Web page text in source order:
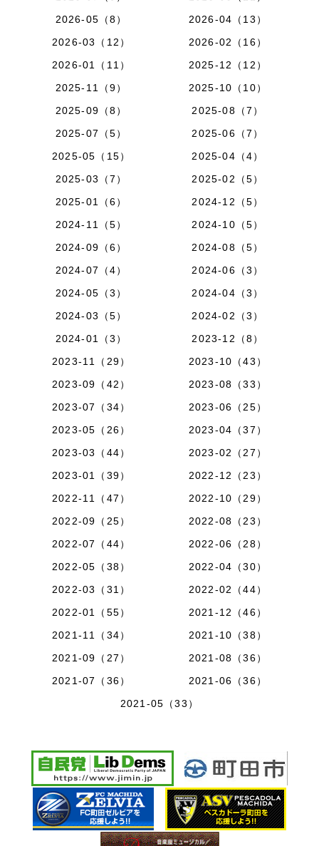
2026-05（8）
2026-04（13）
2026-03（12）
2026-02（16）
2026-01（11）
2025-12（12）
2025-11（9）
2025-10（10）
2025-09（8）
2025-08（7）
2025-07（5）
2025-06（7）
2025-05（15）
2025-04（4）
2025-03（7）
2025-02（5）
2025-01（6）
2024-12（5）
2024-11（5）
2024-10（5）
2024-09（6）
2024-08（5）
2024-07（4）
2024-06（3）
2024-05（3）
2024-04（3）
2024-03（5）
2024-02（3）
2024-01（3）
2023-12（8）
2023-11（29）
2023-10（43）
2023-09（42）
2023-08（33）
2023-07（34）
2023-06（25）
2023-05（26）
2023-04（37）
2023-03（44）
2023-02（27）
2023-01（39）
2022-12（23）
2022-11（47）
2022-10（29）
2022-09（25）
2022-08（23）
2022-07（44）
2022-06（28）
2022-05（38）
2022-04（30）
2022-03（31）
2022-02（44）
2022-01（55）
2021-12（46）
2021-11（34）
2021-10（38）
2021-09（27）
2021-08（36）
2021-07（36）
2021-06（36）
2021-05（33）